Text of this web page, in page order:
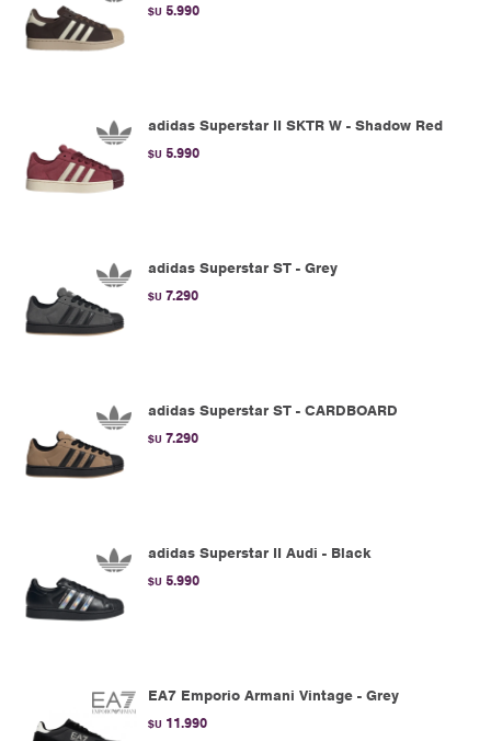
$U 5.990
adidas Superstar II SKTR W - Shadow Red
$U 5.990
adidas Superstar ST - Grey
$U 7.290
adidas Superstar ST - CARDBOARD
$U 7.290
adidas Superstar II Audi - Black
$U 5.990
EA7 Emporio Armani Vintage - Grey
$U 11.990